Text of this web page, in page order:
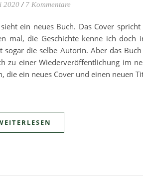
2020 / 7 Kommentare
ein neues Buch. Das Cover
mal, die Geschichte kenne ich doch
sogar die selbe Autorin. Aber das
zu einer Wiederveröffentlichung im
die ein neues Cover und einen neuen